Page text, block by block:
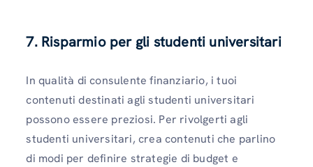
7. Risparmio per gli studenti universitari
In qualità di consulente finanziario, i tuoi
contenuti destinati agli studenti universitari
possono essere preziosi. Per rivolgerti agli
studenti universitari, crea contenuti che parlino
di modi per definire strategie di budget e